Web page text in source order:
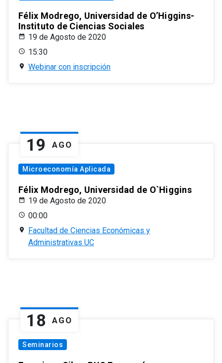
Félix Modrego, Universidad de O’Higgins-
Instituto de Ciencias Sociales
19 de Agosto de 2020
15:30
Webinar con inscripción
19 AGO
Microeconomía Aplicada
Félix Modrego, Universidad de O`Higgins
19 de Agosto de 2020
00:00
Facultad de Ciencias Económicas y
Administrativas UC
18 AGO
Seminarios